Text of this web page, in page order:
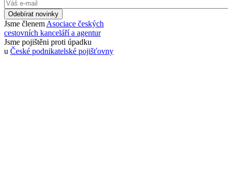
Odebírat novinky
Jsme členem Asociace českých
cestovních kanceláří a agentur
Jsme pojištěni proti úpadku
u České podnikatelské pojišťovny